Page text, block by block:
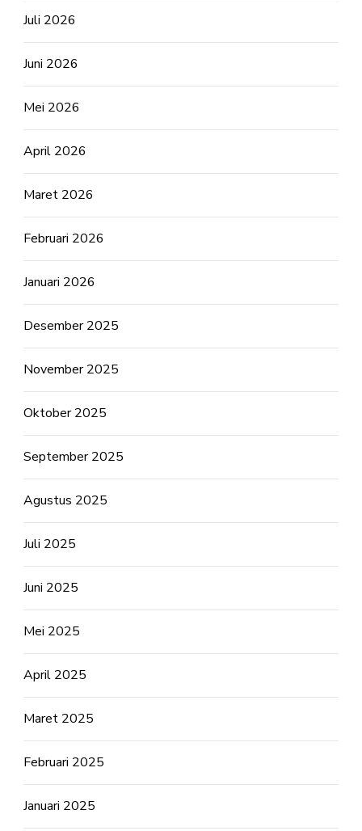
Juli 2026
Juni 2026
Mei 2026
April 2026
Maret 2026
Februari 2026
Januari 2026
Desember 2025
November 2025
Oktober 2025
September 2025
Agustus 2025
Juli 2025
Juni 2025
Mei 2025
April 2025
Maret 2025
Februari 2025
Januari 2025